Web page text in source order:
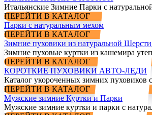
Итальянские Зимние Парки с
ПЕРЕЙТИ В КАТАЛОГ
Парки с натуральным мехом
ПЕРЕЙТИ В КАТАЛОГ
Зимние пуховики из натуральной
Зимние пуховые куртки из кашемира
ПЕРЕЙТИ В КАТАЛОГ
КОРОТКИЕ ПУХОВИКИ АВТО-ЛЕДИ
Каталог укороченных зимних пуховиков
ПЕРЕЙТИ В КАТАЛОГ
Мужские зимние Куртки и Парки
Мужские зимние куртки и парки с